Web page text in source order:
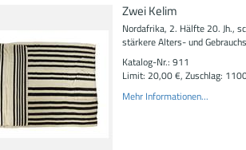
Zwei Kelim
Nordafrika, 2. Hälfte 20. Jh.,
stärkere Alters- und
Katalog-Nr.: 911
Limit: 20,00 €, Zuschlag:
Mehr Informationen...